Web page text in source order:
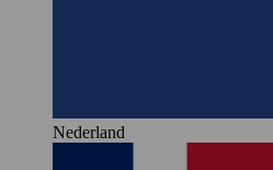
Nederland